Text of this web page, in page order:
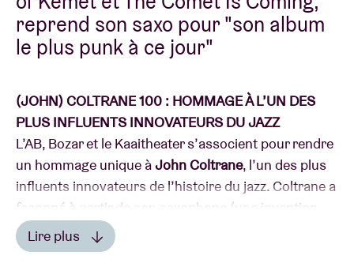
reprend son saxo pour "son album
le plus punk à ce jour"
(JOHN) COLTRANE 100 : HOMMAGE À L’UN DES
PLUS INFLUENTS INNOVATEURS DU JAZZ
L’AB, Bozar et le Kaaitheater s’associent pour rendre
un hommage unique àJohn Coltrane, l’un des plus
influents innovateurs de l’histoire du jazz. Coltrane a
façonné à partir de son saxophone (une invention
belge d’ Adolphe Sax
inimitable.
Lire plus